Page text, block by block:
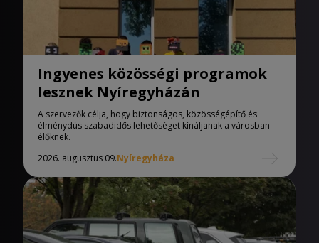
Ingyenes közösségi programok
lesznek Nyíregyházán
A szervezők célja, hogy biztonságos, közösségépítő és
élménydús szabadidős lehetőséget kínáljanak a városban
élőknek.
2026. augusztus 09.Nyíregyháza